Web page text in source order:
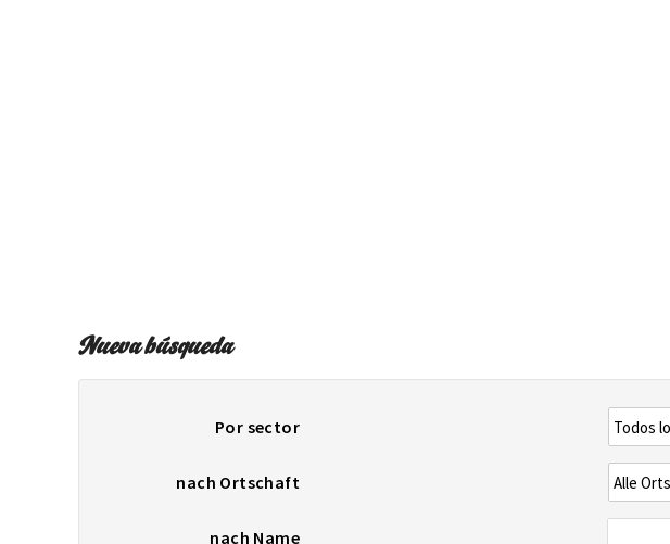
Nueva búsqueda
Por sector
nach Ortschaft
nach Name